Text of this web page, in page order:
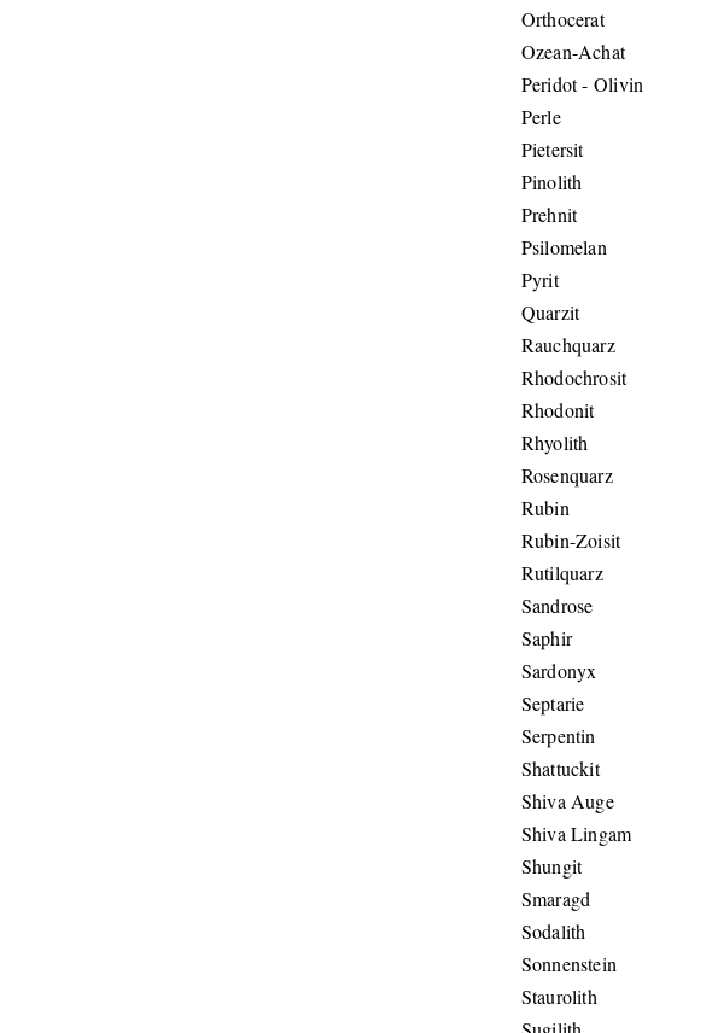
Orthocerat
Ozean-Achat
Peridot - Olivin
Perle
Pietersit
Pinolith
Prehnit
Psilomelan
Pyrit
Quarzit
Rauchquarz
Rhodochrosit
Rhodonit
Rhyolith
Rosenquarz
Rubin
Rubin-Zoisit
Rutilquarz
Sandrose
Saphir
Sardonyx
Septarie
Serpentin
Shattuckit
Shiva Auge
Shiva Lingam
Shungit
Smaragd
Sodalith
Sonnenstein
Staurolith